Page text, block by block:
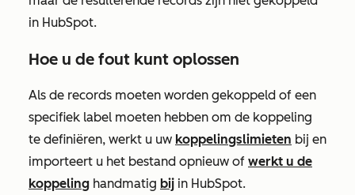
in HubSpot.
Hoe u de fout kunt oplossen
Als de records moeten worden gekoppeld of een
specifiek label moeten hebben om de koppeling
te definiëren, werkt u uw koppelingslimieten bij en
importeert u het bestand opnieuw of werkt u de
koppeling handmatig bij in HubSpot.